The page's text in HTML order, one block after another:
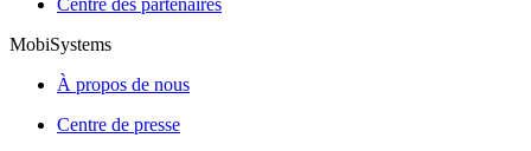
MobiSystems
À propos de nous
Centre de presse